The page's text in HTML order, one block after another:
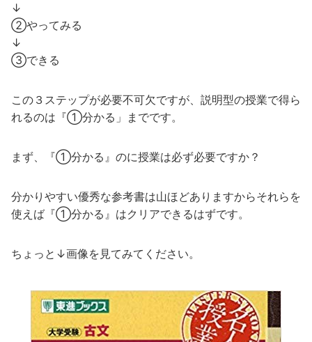
↓
②やってみる
↓
③できる
この３ステップが必要不可欠ですが、説明型の授業で得ら
れるのは『①分かる」までです。
まず、『①分かる』のに授業は必ず必要ですか？
分かりやすい優秀な参考書は山ほどありますからそれらを
使えば『①分かる』はクリアできるはずです。
ちょっと↓画像を見てみてください。